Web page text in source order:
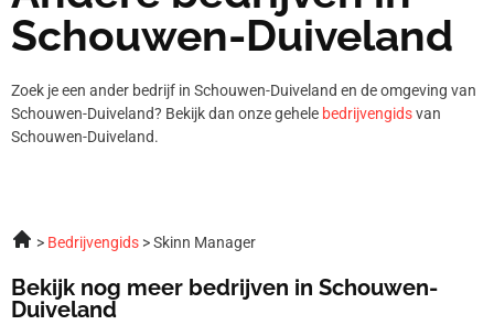
Schouwen-Duiveland
Zoek je een ander bedrijf in Schouwen-Duiveland en de omgeving van
Schouwen-Duiveland? Bekijk dan onze gehele bedrijvengidsvan
Schouwen-Duiveland.
Bedrijvengids Skinn Manager
Bekijk nog meer bedrijven in Schouwen-
Duiveland